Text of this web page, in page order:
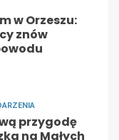
w Orzeszu:
znów
przygodę
na Małych